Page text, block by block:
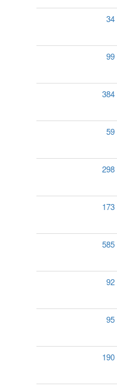
34
99
384
59
298
173
585
92
95
190